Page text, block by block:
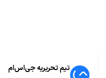
تیم تحریریه جی‌اس‌ام